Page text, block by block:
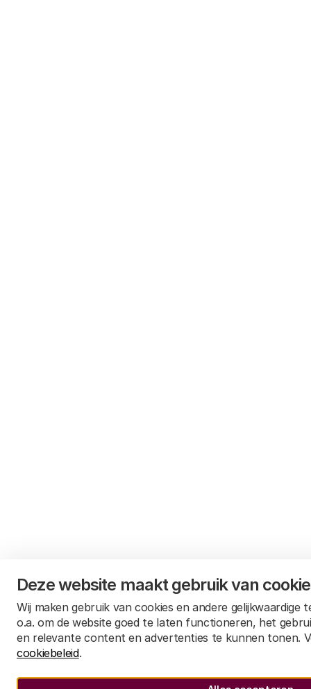
Deze website maakt gebruik van
Wij maken gebruik van cookies en andere gelijkwaardige
o.a. om de website goed te laten functioneren, het
en relevante content en advertenties te kunnen tonen.
cookiebeleid.